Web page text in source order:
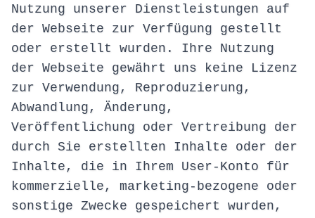
Nutzung unserer Dienstleistungen auf
der Webseite zur Verfügung gestellt
oder erstellt wurden. Ihre Nutzung
der Webseite gewährt uns keine Lizenz
zur Verwendung, Reproduzierung,
Abwandlung, Änderung,
Veröffentlichung oder Vertreibung der
durch Sie erstellten Inhalte oder der
Inhalte, die in Ihrem User-Konto für
kommerzielle, marketing-bezogene oder
sonstige Zwecke gespeichert wurden,